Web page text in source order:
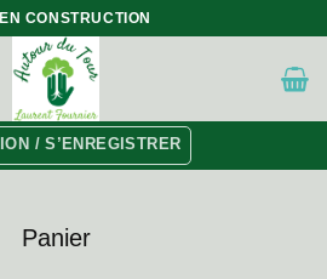
CONSTRUCTION
/ S’ENREGISTRER
Panier